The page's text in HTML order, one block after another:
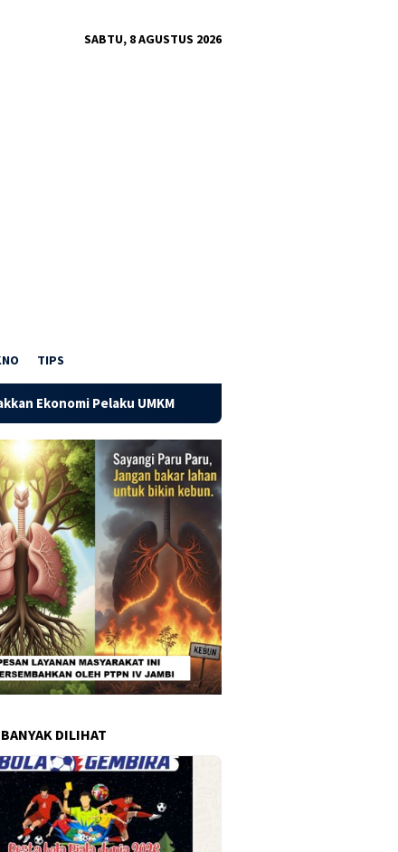
SABTU, 8 AGUSTUS 2026
TIPS
UMKM Dorong Kapasitas UMKM Pandai Besi,
DILIHAT